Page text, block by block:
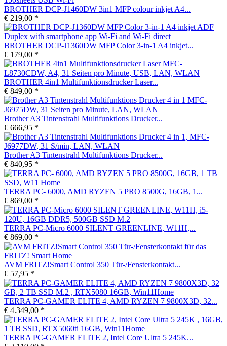
BROTHER DCP-J1460DW 3in1 MFP colour inkjet A4...
€ 219,00 *
BROTHER DCP-J1360DW MFP Color 3-in-1 A4 inkjet...
€ 179,00 *
BROTHER 4in1 Multifunktionsdrucker Laser...
€ 849,00 *
Brother A3 Tintenstrahl Multifunktions Drucker...
€ 666,95 *
Brother A3 Tintenstrahl Multifunktions Drucker...
€ 840,95 *
TERRA PC- 6000, AMD RYZEN 5 PRO 8500G, 16GB, 1...
€ 869,00 *
TERRA PC-Micro 6000 SILENT GREENLINE, W11H,...
€ 869,00 *
AVM FRITZ!Smart Control 350 Tür-/Fensterkontakt...
€ 57,95 *
TERRA PC-GAMER ELITE 4, AMD RYZEN 7 9800X3D, 32...
€ 4.349,00 *
TERRA PC-GAMER ELITE 2, Intel Core Ultra 5 245K...